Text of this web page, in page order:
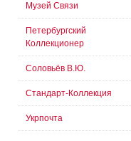
Музей Связи
Петербургский
Коллекционер
Соловьёв В.Ю.
Стандарт-Коллекция
Укрпочта